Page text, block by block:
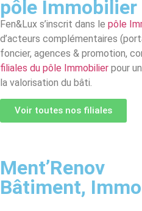
pôle Immobilier
Fen&Lux s’inscrit dans le pôle
d’acteurs complémentaires
foncier, agences & promotion,
filiales du pôle Immobilier pour
la valorisation du bâti.
Voir toutes nos filiales
Ment’Renov
Bâtiment,